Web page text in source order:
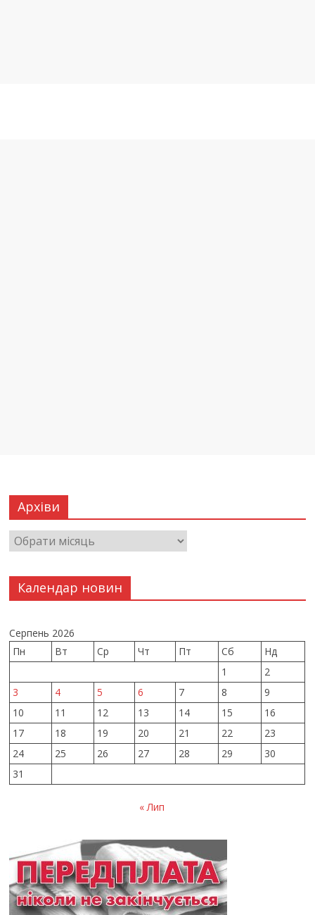
Архіви
Календар новин
Серпень 2026
Пн
Вт Ср Чт Пт Сб
Нд
1
2
3
4 5 6 7 8
9
10
11 12 13 14 15
16
17
18 19 20 21 22
23
24
25 26 27 28 29
30
31
« Лип